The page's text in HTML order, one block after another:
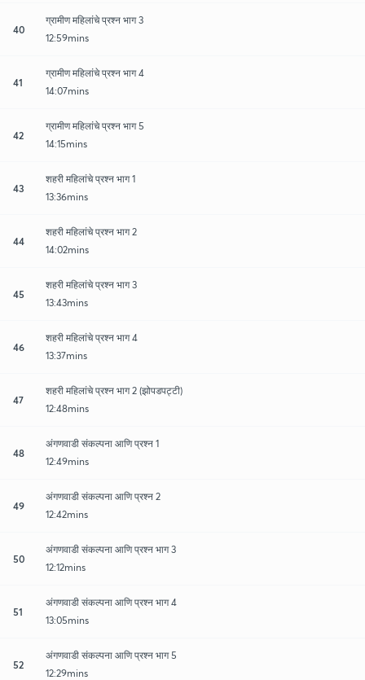
40
ग्रामीण महिलांचे प्रश्न भाग 3
12:59mins
41
ग्रामीण महिलांचे प्रश्न भाग 4
14:07mins
42
ग्रामीण महिलांचे प्रश्न भाग 5
14:15mins
43
शहरी महिलांचे प्रश्न भाग 1
13:36mins
44
शहरी महिलांचे प्रश्न भाग 2
14:02mins
45
शहरी महिलांचे प्रश्न भाग 3
13:43mins
46
शहरी महिलांचे प्रश्न भाग 4
13:37mins
47
शहरी महिलांचे प्रश्न भाग 2 (झोपडपट्टी)
12:48mins
48
अंगणवाडी संकल्पना आणि प्रश्न 1
12:49mins
49
अंगणवाडी संकल्पना आणि प्रश्न 2
12:42mins
50
अंगणवाडी संकल्पना आणि प्रश्न भाग 3
12:12mins
51
अंगणवाडी संकल्पना आणि प्रश्न भाग 4
13:05mins
52
अंगणवाडी संकल्पना आणि प्रश्न भाग 5
12:29mins